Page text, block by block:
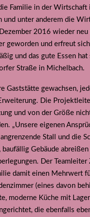
Familie in der
und unter anderem die
2016 wieder
geworden und erfreut
und das gute Essen
Straße in Michelbach.
Gaststätte gewachsen,
Die
und von der Größe
„Unsere eigenen
Stall und die
Gebäude
Der
damit einen Mehrwert
(eines davon
moderne Küche mit
die ebenfalls